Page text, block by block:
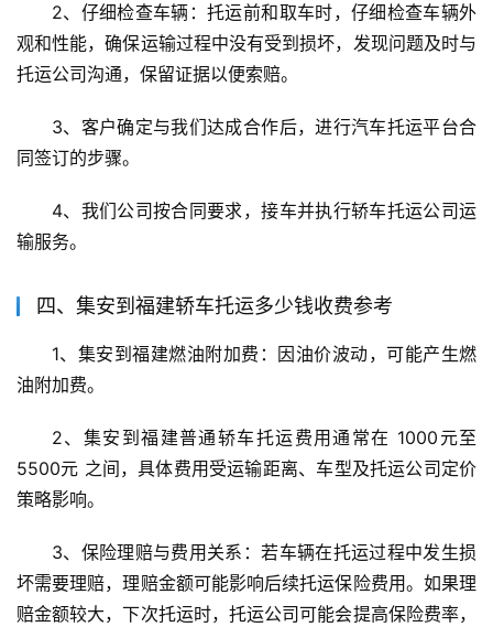
2、仔细检查车辆：托运前和取车时，仔细检查车辆外
观和性能，确保运输过程中没有受到损坏，发现问题及时与
托运公司沟通，保留证据以便索赔。
3、客户确定与我们达成合作后，进行汽车托运平台合
同签订的步骤。
4、我们公司按合同要求，接车并执行轿车托运公司运
输服务。
四、集安到福建轿车托运多少钱收费参考
1、集安到福建燃油附加费：因油价波动，可能产生燃
油附加费。
2、集安到福建普通轿车托运费用通常在 1000元至
5500元 之间，具体费用受运输距离、车型及托运公司定价
策略影响。
3、保险理赔与费用关系：若车辆在托运过程中发生损
坏需要理赔，理赔金额可能影响后续托运保险费用。如果理
赔金额较大，下次托运时，托运公司可能会提高保险费率，